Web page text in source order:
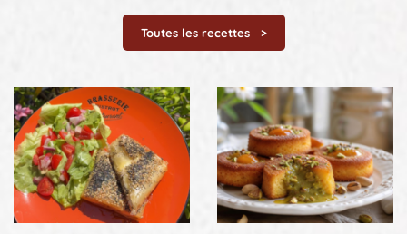
Toutes les recettes